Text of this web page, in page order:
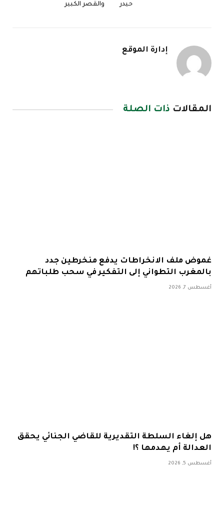
حيدر
والقصر الكبير
إدارة الموقع
المقالات ذات الصلة
غموض ملف الانخراطات يدفع منخرطين جدد
بالمغرب التطواني إلى التفكير في سحب طلباتهم
أغسطس 7, 2026
هل إلغاء السلطة التقديرية للقاضي الجنائي يحقق
العدالة أم يهدمها ؟!
أغسطس 5, 2026